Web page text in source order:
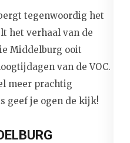
tegenwoordig het
het verhaal van de
Middelburg ooit
van de VOC.
meer prachtig
geef je ogen de kijk!